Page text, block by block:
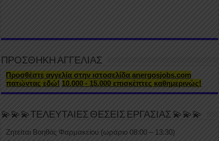
ΠΡΟΣΘΗΚΗ ΑΓΓΕΛΙΑΣ
Προσθέστε αγγελία στην ιστοσελίδα anergosjobs.com
πατώντας εδώ! 10.000 - 15.000 επισκέπτες καθημερινώς!
💫💫💫ΤΕΛΕΥΤΑΙΕΣ ΘΕΣΕΙΣ ΕΡΓΑΣΙΑΣ 💫💫💫
Ζητείται Βοηθός Φαρμακείου (ωράριο 08:00 – 13:30)